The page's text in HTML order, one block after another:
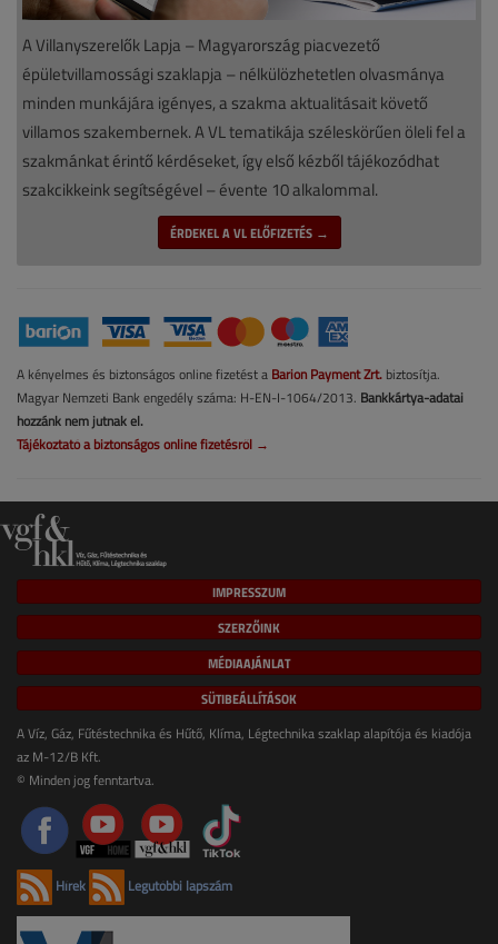
A Villanyszerelők Lapja – Magyarország piacvezető
épületvillamossági szaklapja – nélkülözhetetlen olvasmánya
minden munkájára igényes, a szakma aktualitásait követő
villamos szakembernek. A VL tematikája széleskörűen öleli fel a
szakmánkat érintő kérdéseket, így első kézből tájékozódhat
szakcikkeink segítségével – évente 10 alkalommal.
ÉRDEKEL A VL ELŐFIZETÉS →
A kényelmes és biztonságos online fizetést a Barion Payment Zrt. biztosítja.
Magyar Nemzeti Bank engedély száma: H-EN-I-1064/2013. Bankkártya-adatai
hozzánk nem jutnak el.
Tájékoztató a biztonságos online fizetésről →
IMPRESSZUM
SZERZŐINK
MÉDIAAJÁNLAT
SÜTIBEÁLLÍTÁSOK
A Víz, Gáz, Fűtéstechnika és Hűtő, Klíma, Légtechnika szaklap alapítója és kiadója
az M-12/B Kft.
© Minden jog fenntartva.
Hírek Legutóbbi lapszám